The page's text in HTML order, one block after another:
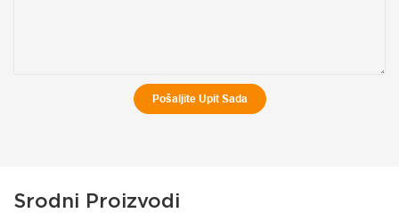
Pošaljite Upit Sada
Srodni Proizvodi